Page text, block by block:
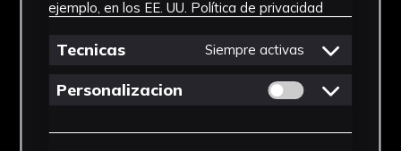
ejemplo, en los EE. UU. Política de privacidad
Tecnicas Siempre activas
Personalizacion Permitir cookies